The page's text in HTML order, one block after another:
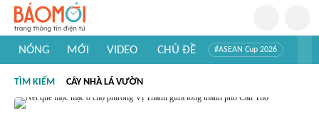
NÓNG MỚI VIDEO CHỦ ĐỀ #ASEAN Cup 2026
#Khám phá Việt Nam
#Khám phá thế giới
TÌM KIẾM CÂY NHÀ LÁ VƯỜN